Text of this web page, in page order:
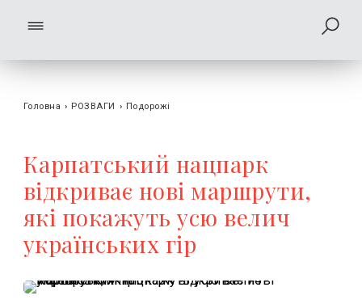
Головна › РОЗВАГИ › Подорожі
Карпатський нацпарк
відкриває нові маршрути,
які покажуть усю велич
українських гір